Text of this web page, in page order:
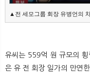
▲전 세모그룹 회장 유병언의
유씨는 559억 원 규모의 횡
은 유 전 회장 일가의 만연